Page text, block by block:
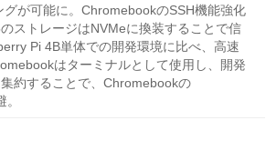
が可能に。ChromebookのSSH機能強化
ストレージはNVMeに換装することで信
Pi 4B単体での開発環境に比べ、高速
はターミナルとして使用し、開発
約することで、Chromebookの